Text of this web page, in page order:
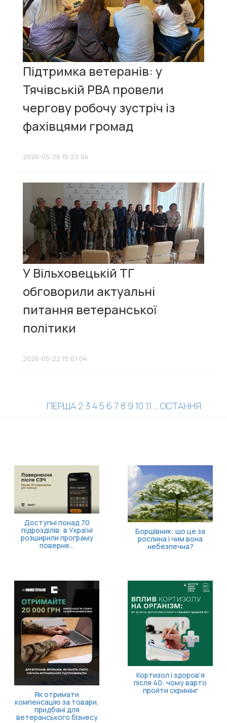
Підтримка ветеранів: у
Тячівській РВА провели
чергову робочу зустріч із
фахівцями громад
2026-05-26 15:23:04
У Вільховецькій ТГ
обговорили актуальні
питання ветеранської
політики
2026-05-22 15:01:04
ПЕРША 2 3 45 6 7 8 9 10 11 ... ОСТАННЯ
Доступні понад 70
підрозділів: в Україні
розширили програму
поверне...
Борщівник: що це за
рослина і чим вона
небезпечна?
Як отримати
компенсацію за товари,
придбані для
ветеранського бізнесу
Кортизол і здоров’я
після 40: чому варто
пройти скринінг